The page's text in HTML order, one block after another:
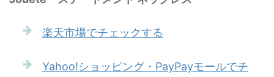
楽天市場でチェックする
Yahoo!ショッピング・PayPayモールでチ